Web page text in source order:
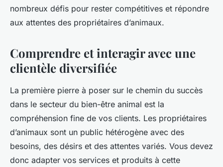
nombreux défis pour rester compétitives et répondre
aux attentes des propriétaires d’animaux.
Comprendre et interagir avec une
clientèle diversifiée
La première pierre à poser sur le chemin du succès
dans le secteur du bien-être animal est la
compréhension fine de vos clients. Les propriétaires
d’animaux sont un public hétérogène avec des
besoins, des désirs et des attentes variés. Vous devez
donc adapter vos services et produits à cette